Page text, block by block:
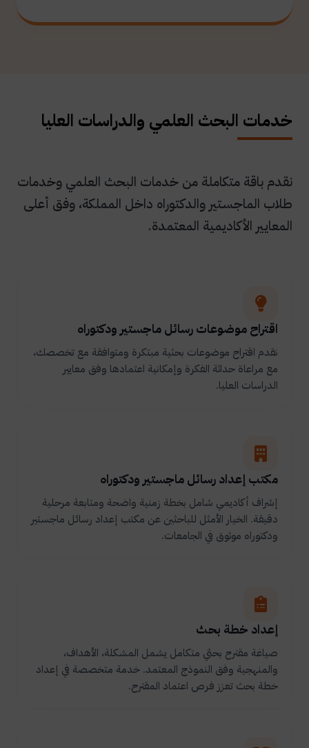
خدمات البحث العلمي والدراسات العليا
نقدم باقة متكاملة من خدمات البحث العلمي وخدمات
طلاب الماجستير والدكتوراه داخل المملكة، وفق أعلى
المعايير الأكاديمية المعتمدة.
اقتراح موضوعات رسائل ماجستير ودكتوراه
نقدم اقتراح موضوعات بحثية مبتكرة ومتوافقة مع تخصصك،
مع مراعاة حداثة الفكرة وإمكانية اعتمادها وفق معايير
الدراسات العليا.
مكتب إعداد رسائل ماجستير ودكتوراه
إشراف أكاديمي شامل بخطة زمنية واضحة ومتابعة مرحلية
دقيقة. الخيار الأمثل للباحثين عن مكتب إعداد رسائل ماجستير
ودكتوراه موثوق في الجامعات.
إعداد خطة بحث
صياغة مقترح بحثي متكامل يشمل المشكلة، الأهداف،
والمنهجية وفق النموذج المعتمد. خدمة متخصصة في إعداد
خطة بحث تعزز فرص اعتماد المقترح.